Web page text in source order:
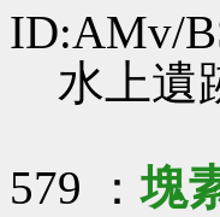
ID:AMv/
水上遺
579 ：塊